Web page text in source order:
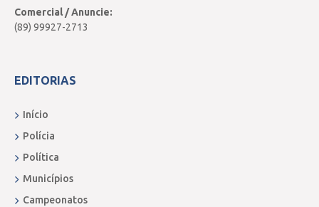
Comercial / Anuncie:
(89) 99927-2713
EDITORIAS
Início
Polícia
Política
Municípios
Campeonatos